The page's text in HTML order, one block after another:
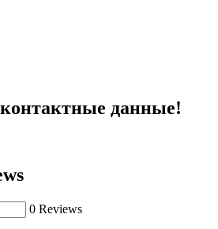
данные!
0 Reviews